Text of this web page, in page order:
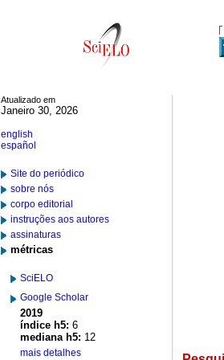
Atualizado em
Janeiro 30, 2026
english
español
Site do periódico
sobre nós
corpo editorial
instruções aos autores
assinaturas
métricas
SciELO
Google Scholar
2019
índice h5: 6
mediana h5: 12
mais detalhes